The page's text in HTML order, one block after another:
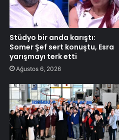
Stüdyo bir anda karıştı:
Somer Şef sert konuştu, Esra
yarışmayı terk etti
Ağustos 6, 2026